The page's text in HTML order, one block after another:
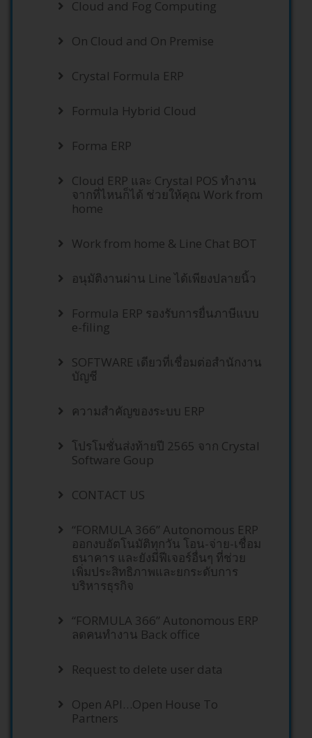
Cloud and Fog Computing
On Cloud and On Premise
Crystal Formula ERP
Formula Hybrid Cloud
Forma ERP
Cloud ERP และ Crystal POS ทำงาน
จากที่ไหนก็ได้ ช่วยให้คุณ Work from
home
Work from home & Line Chat BOT
อนุมัติงานผ่าน Line ได้เพียงปลายนิ้ว
Formula ERP รองรับการยื่นภาษีแบบ
e-filing
SOFTWARE เดียวที่เชื่อมต่อสำนักงาน
บัญชี
ความสำคัญของระบบ ERP
โปรโมชั่นส่งท้ายปี 2565 จาก Crystal
Software Goup
CONTACT US
“FORMULA 366” Autonomous ERP
ออกงบอัตโนมัติทุกวัน โอน-จ่าย-เชื่อม
ธนาคาร และยังมีฟีเจอร์อื่นๆ ที่ช่วย
เพิ่มประสิทธิภาพและยกระดับการ
บริหารธุรกิจ
“FORMULA 366” Autonomous ERP
ลดคนทำงาน Back office
Request to delete user data
Open API…Open House To
Partners